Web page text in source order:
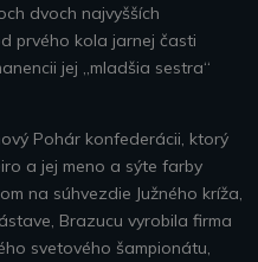
dvoch najvyšších
prvého kola jarnej časti
jej „mladšia sestra“
Pohár konfederácii, ktorý
a jej meno a sýte farby
na súhvezdie Južného kríža,
Brazucu vyrobila firma
svetového šampionátu,